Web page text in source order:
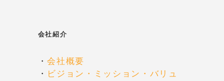
会社紹介
・会社概要
・ ビジョン・ミッション・バリュ